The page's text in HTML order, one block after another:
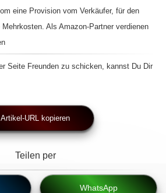
eine Provision vom Verkäufer, für den
Als Amazon-Partner verdienen
Seite Freunden zu schicken, kannst Du Dir
Artikel-URL kopieren
Teilen per
WhatsApp